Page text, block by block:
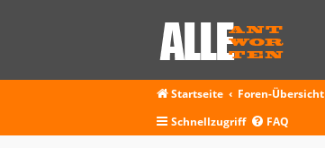
Startseite
Foren-Übersicht
Schnellzugriff
FAQ